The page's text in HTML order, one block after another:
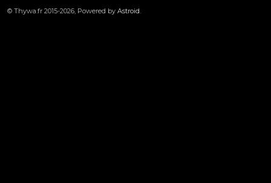
© Thywa.fr 2015-2026, Powered by Astroid.